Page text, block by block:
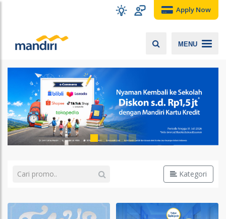
Apply Now
MENU
Kategori